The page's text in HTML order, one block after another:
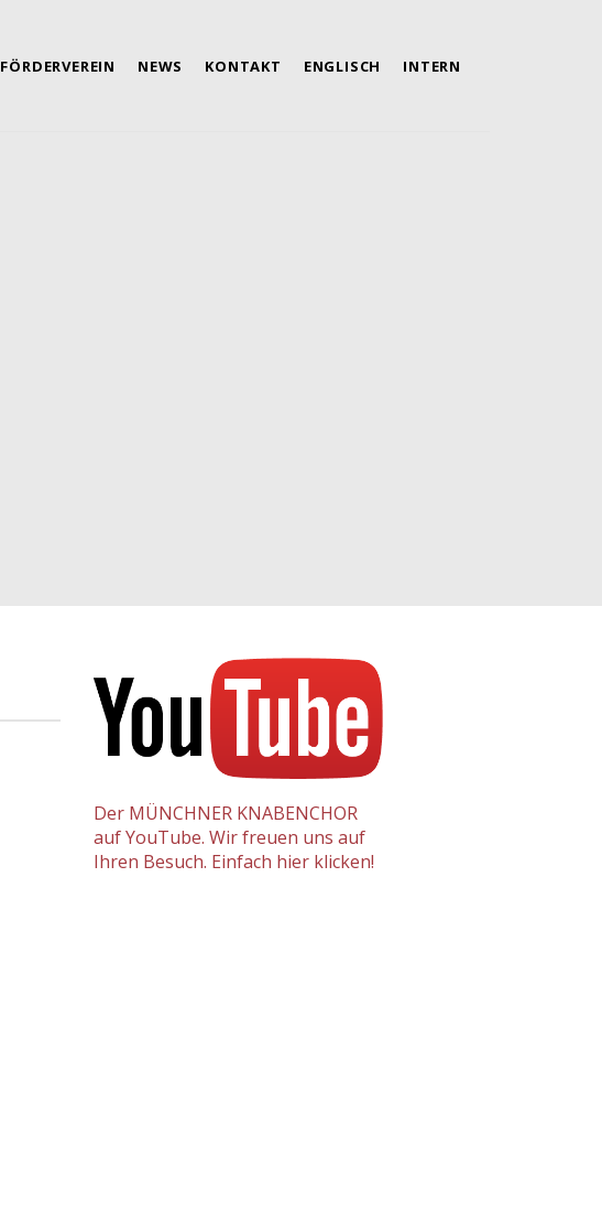
FÖRDERVEREIN NEWS KONTAKT ENGLISCH INTERN
Der MÜNCHNER KNABENCHOR
auf YouTube. Wir freuen uns auf
Ihren Besuch. Einfach hier klicken!